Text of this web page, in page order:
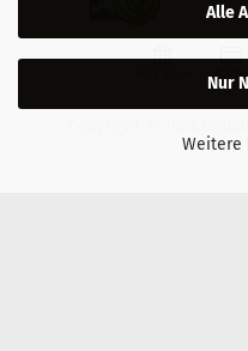
Alle
Nur
Weitere